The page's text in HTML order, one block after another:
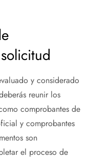
y considerado
reunir los
comprobantes de
y comprobantes
son
el proceso de